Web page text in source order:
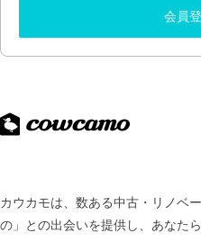
会員
カウカモは、数ある中古・リノベ
の」との出会いを提供し、 あなた